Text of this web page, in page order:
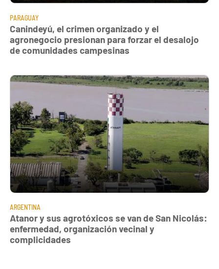
PARAGUAY
Canindeyú, el crimen organizado y el
agronegocio presionan para forzar el desalojo
de comunidades campesinas
ARGENTINA
Atanor y sus agrotóxicos se van de San Nicolás:
enfermedad, organización vecinal y
complicidades